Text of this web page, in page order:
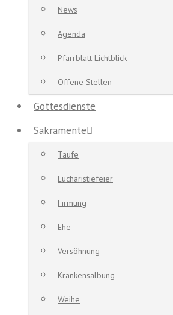
News
Agenda
Pfarrblatt Lichtblick
Offene Stellen
Gottesdienste
Sakramente
Taufe
Eucharistiefeier
Firmung
Ehe
Versöhnung
Krankensalbung
Weihe